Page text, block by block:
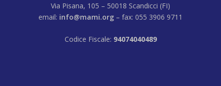
Via Pisana, 105 – 50018 Scandicci (FI)
email: info@mami.org – fax: 055 3906 9711
Codice Fiscale: 94074040489